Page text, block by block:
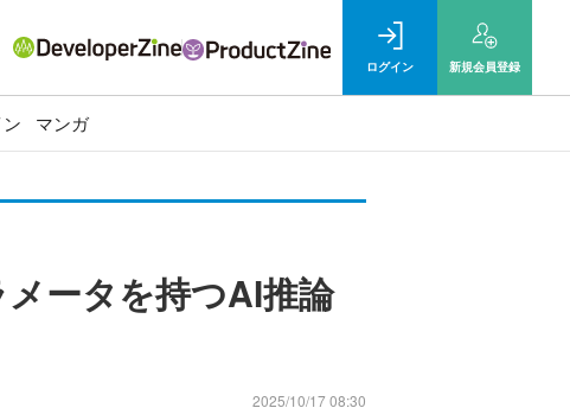
ログイン 新規会員登録
マンガ
ータを持つAI推論
2025/10/17 08:30